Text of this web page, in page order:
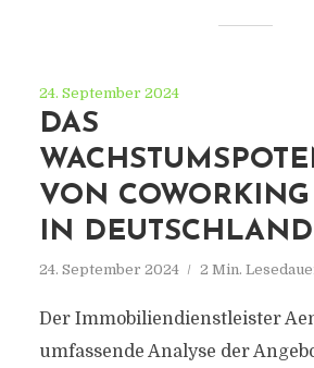
24. September 2024
DAS
VON COWORKING
IN DEUTSCHLAND
24. September 2024 2 Min.
Der Immobiliendienstleister
umfassende Analyse der